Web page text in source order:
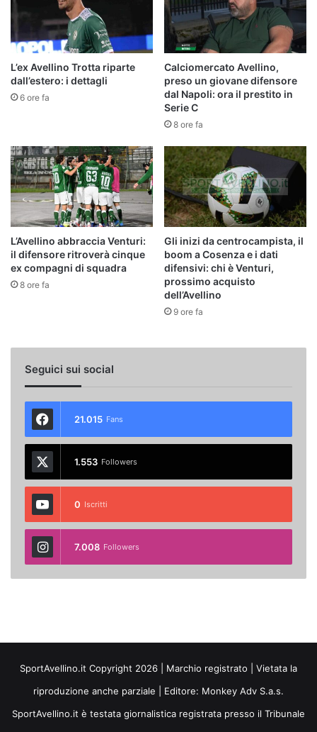
L’ex Avellino Trotta riparte
dall’estero: i dettagli
6 ore fa
Calciomercato Avellino,
preso un giovane difensore
dal Napoli: ora il prestito in
Serie C
8 ore fa
L’Avellino abbraccia Venturi:
il difensore ritroverà cinque
ex compagni di squadra
8 ore fa
Gli inizi da centrocampista, il
boom a Cosenza e i dati
difensivi: chi è Venturi,
prossimo acquisto
dell’Avellino
9 ore fa
Seguici sui social
21.015 Fans
1.553 Followers
0 Iscritti
7.008 Followers
SportAvellino.it Copyright 2026 | Marchio registrato | Vietata la
riproduzione anche parziale | Editore: Monkey Adv S.a.s.
SportAvellino.it è testata giornalistica registrata presso il Tribunale